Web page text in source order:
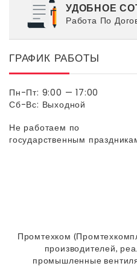
УДОБНОЕ
Работа По
ГРАФИК РАБОТЫ
Пн-Пт: 9:00 — 17:00
Сб-Вс: Выходной
Не работаем по
государственным
Промтехком
производителей,
промышленные